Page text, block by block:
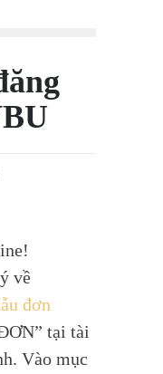
về
đơn
tại tài
Vào mục